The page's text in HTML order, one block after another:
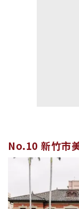
No.10 新竹市